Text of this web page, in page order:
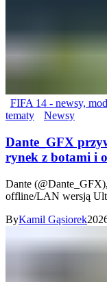
FIFA 14 - newsy,
tematy
Newsy
Dante_GFX
rynek z botami i
Dante
offline/LAN wersją
ByKamil Gąsiorek